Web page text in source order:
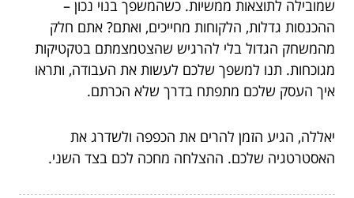
שמובילה לתוצאות ממשיות. כשהמשפך בנוי נכון –
ההכנסות גדלות, הלקוחות מחייכים, ואתם? אתם חלק
מהמשחק הגדול בלי להרגיש שהצטמצמתם בטקטיקות
מגוכחות. תנו למשפך שלכם לעשות את העבודה, ותראו
איך העסק שלכם מתפתח בדרך שלא הכרתם.
יאללה, הגיע הזמן להרים את הכפפה ולשדרג את
האסטרטגיה שלכם. ההצלחה מחכה לכם בצד השני.